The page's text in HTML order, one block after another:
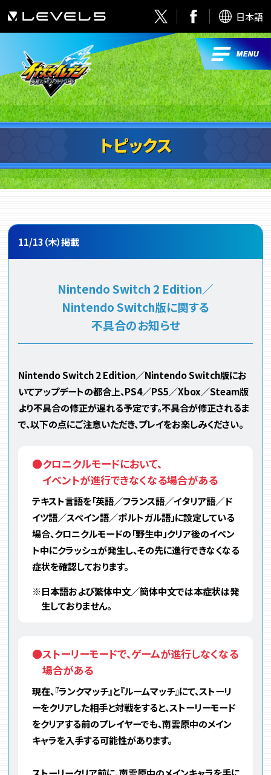
日本語
トピックス
11/13（木）掲載
Nintendo Switch 2 Edition／
Nintendo Switch版に関する
不具合のお知らせ
Nintendo Switch 2 Edition／Nintendo Switch版にお
いてアップデートの都合上、PS4／PS5／Xbox／Steam版
より不具合の修正が遅れる予定です。不具合が修正されるま
で、以下の点にご注意いただき、プレイをお楽しみください。
●クロニクルモードにおいて、
イベントが進行できなくなる場合がある
テキスト言語を「英語／フランス語／イタリア語／ド
イツ語／スペイン語／ポルトガル語」に設定している
場合、クロニクルモードの「野生中」クリア後のイベン
ト中にクラッシュが発生し、その先に進行できなくなる
症状を確認しております。
※日本語および繁体中文／簡体中文では本症状は発
生しておりません。
●ストーリーモードで、ゲームが進行しなくなる
場合がある
現在、『ランクマッチ』と『ルームマッチ』にて、ストーリ
ーをクリアした相手と対戦をすると、ストーリーモード
をクリアする前のプレイヤーでも、南雲原中のメイン
キャラを入手する可能性があります。